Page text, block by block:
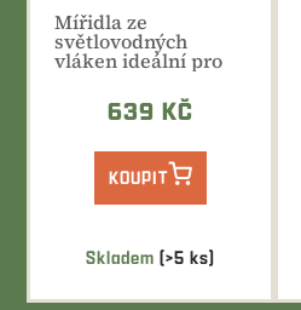
Skladem (>5 ks)
Mířidla ze
světlovodných
vláken ideální pro
rychlé zamíření na
menší letící...
639 KČ
KOUPIT